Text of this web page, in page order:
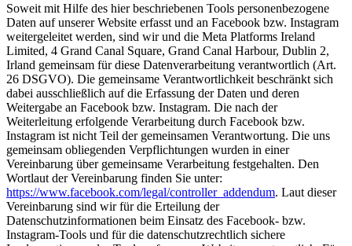
Soweit mit Hilfe des hier beschriebenen Tools personenbezogene
Daten auf unserer Website erfasst und an Facebook bzw. Instagram
weitergeleitet werden, sind wir und die Meta Platforms Ireland
Limited, 4 Grand Canal Square, Grand Canal Harbour, Dublin 2,
Irland gemeinsam für diese Datenverarbeitung verantwortlich (Art.
26 DSGVO). Die gemeinsame Verantwortlichkeit beschränkt sich
dabei ausschließlich auf die Erfassung der Daten und deren
Weitergabe an Facebook bzw. Instagram. Die nach der
Weiterleitung erfolgende Verarbeitung durch Facebook bzw.
Instagram ist nicht Teil der gemeinsamen Verantwortung. Die uns
gemeinsam obliegenden Verpflichtungen wurden in einer
Vereinbarung über gemeinsame Verarbeitung festgehalten. Den
Wortlaut der Vereinbarung finden Sie unter:
https://www.facebook.com/legal/controller_addendum. Laut dieser
Vereinbarung sind wir für die Erteilung der
Datenschutzinformationen beim Einsatz des Facebook- bzw.
Instagram-Tools und für die datenschutzrechtlich sichere